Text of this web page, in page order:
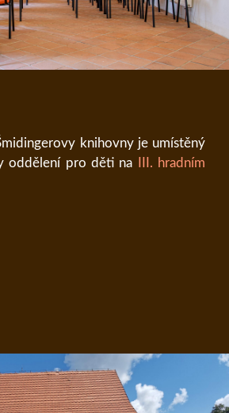
knihovny je umístěný
oddělení pro děti na
III. hradním